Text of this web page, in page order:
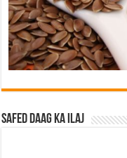
Safed Daag ka ilaj